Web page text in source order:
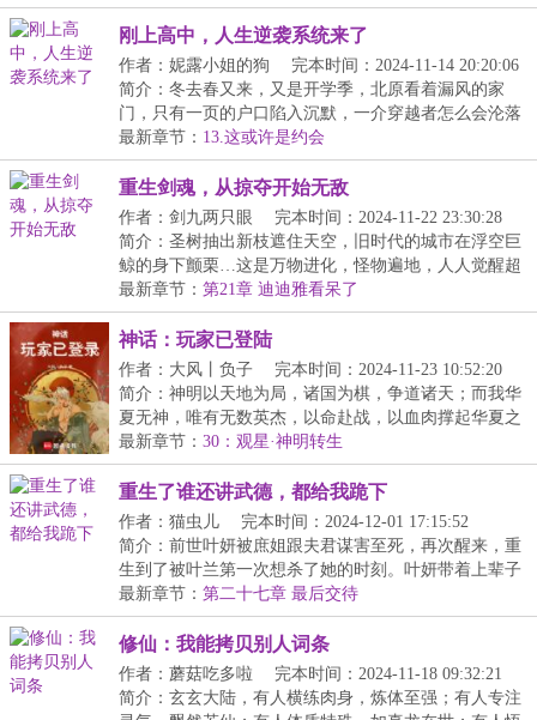
刚上高中，人生逆袭系统来了
作者：妮露小姐的狗
完本时间：2024-11-14 20:20:06
简介：冬去春又来，又是开学季，北原看着漏风的家
门，只有一页的户口陷入沉默，一介穿越者怎么会沦落
到这...
最新章节： 13.这或许是约会
重生剑魂，从掠夺开始无敌
作者：剑九两只眼
完本时间：2024-11-22 23:30:28
简介：圣树抽出新枝遮住天空，旧时代的城市在浮空巨
鲸的身下颤栗…这是万物进化，怪物遍地，人人觉醒超
凡...
最新章节： 第21章 迪迪雅看呆了
神话：玩家已登陆
作者：大风丨负子
完本时间：2024-11-23 10:52:20
简介：神明以天地为局，诸国为棋，争道诸天；而我华
夏无神，唯有无数英杰，以命赴战，以血肉撑起华夏之
天...
最新章节： 30：观星·神明转生
重生了谁还讲武德，都给我跪下
作者：猫虫儿
完本时间：2024-12-01 17:15:52
简介：前世叶妍被庶姐跟夫君谋害至死，再次醒来，重
生到了被叶兰第一次想杀了她的时刻。叶妍带着上辈子
的...
最新章节： 第二十七章 最后交待
修仙：我能拷贝别人词条
作者：蘑菇吃多啦
完本时间：2024-11-18 09:32:21
简介：玄玄大陆，有人横练肉身，炼体至强；有人专注